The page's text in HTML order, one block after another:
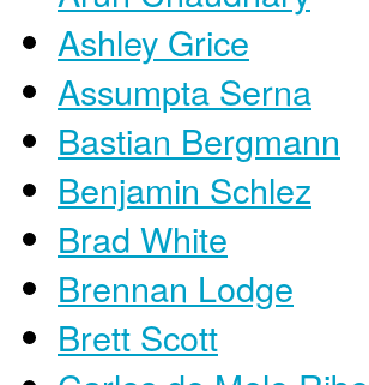
Ashley Grice
Assumpta Serna
Bastian Bergmann
Benjamin Schlez
Brad White
Brennan Lodge
Brett Scott